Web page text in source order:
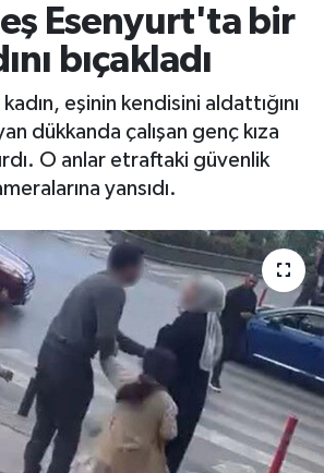
eş Esenyurt'ta bir
bıçakladı
eşinin kendisini aldattığını
dükkanda çalışan genç kıza
O anlar etraftaki güvenlik
yansıdı.